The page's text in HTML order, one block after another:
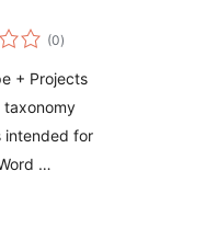
(0totale
bedømmelser
)
+ Projects
taxonomy
intended for
…